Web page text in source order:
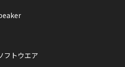
フトウエア